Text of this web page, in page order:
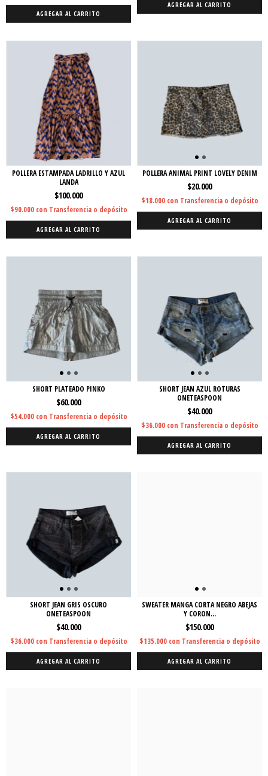
AGREGAR AL CARRITO
AGREGAR AL CARRITO
POLLERA ESTAMPADA LADRILLO Y AZUL
LANDA
$100.000
$90.000 con Transferencia o depósito
AGREGAR AL CARRITO
POLLERA ANIMAL PRINT LOVELY DENIM
$20.000
$18.000 con Transferencia o depósito
AGREGAR AL CARRITO
SHORT PLATEADO PINKO
$60.000
$54.000 con Transferencia o depósito
AGREGAR AL CARRITO
SHORT JEAN AZUL ROTURAS
ONETEASPOON
$40.000
$36.000 con Transferencia o depósito
AGREGAR AL CARRITO
SHORT JEAN GRIS OSCURO
ONETEASPOON
$40.000
$36.000 con Transferencia o depósito
AGREGAR AL CARRITO
SWEATER MANGA CORTA NEGRO ABEJAS
Y CORON...
$150.000
$135.000 con Transferencia o depósito
AGREGAR AL CARRITO